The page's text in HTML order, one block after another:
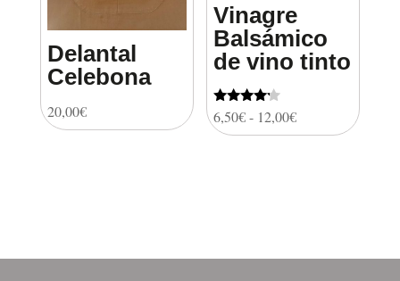
Delantal
Celebona
20,00€
Vinagre
Balsámico
de vino tinto
Valorado
con
4.00
6,50€ - 12,00€Rango
de
12,00€